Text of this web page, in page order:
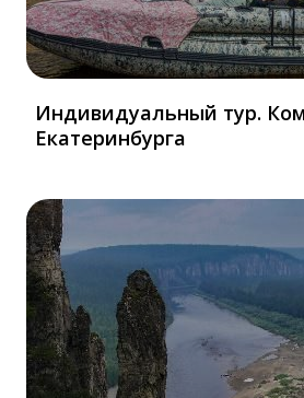
Индивидуальный тур.
Екатеринбурга